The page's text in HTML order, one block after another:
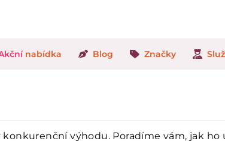
nabídka Blog Značky
výhodu. Poradíme vám, jak